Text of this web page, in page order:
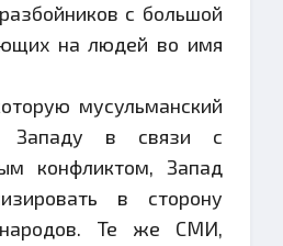
с большой
на людей во имя
мусульманский
Западу в связи с
конфликтом, Запад
в сторону
народов. Те же СМИ,